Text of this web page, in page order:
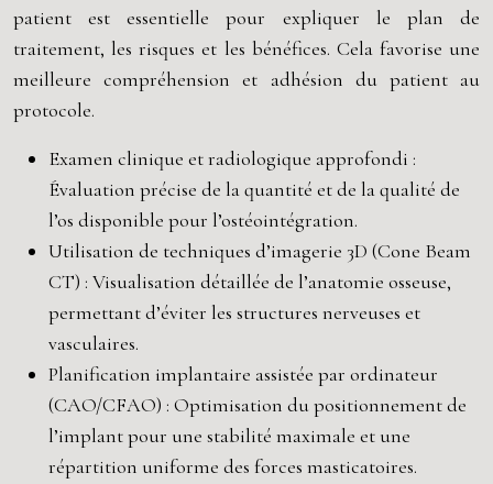
patient est essentielle pour expliquer le plan de
traitement, les risques et les bénéfices. Cela favorise une
meilleure compréhension et adhésion du patient au
protocole.
Examen clinique et radiologique approfondi :
Évaluation précise de la quantité et de la qualité de
l’os disponible pour l’ostéointégration.
Utilisation de techniques d’imagerie 3D (Cone Beam
CT) : Visualisation détaillée de l’anatomie osseuse,
permettant d’éviter les structures nerveuses et
vasculaires.
Planification implantaire assistée par ordinateur
(CAO/CFAO) : Optimisation du positionnement de
l’implant pour une stabilité maximale et une
répartition uniforme des forces masticatoires.